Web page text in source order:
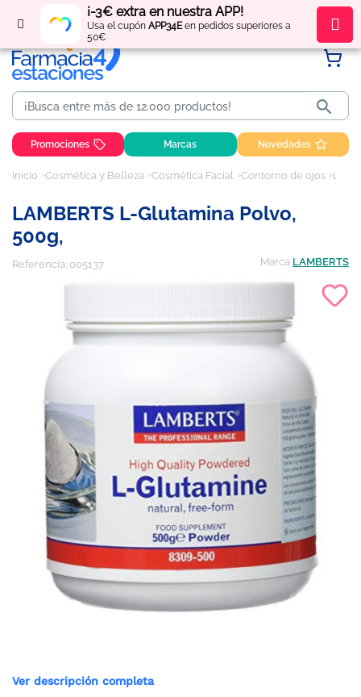
¡-3€ extra en nuestra APP!
Usa el cupón APP34Een pedidos superiores a
50€
Regístratey obténpuntos por tus compras

Promociones Marcas Novedades
Inicio Cosmética y Belleza Cosmética Facial Contorno de ojos
LAMBERTS L-Glutamina Polvo,
500g,
Referencia: 005137 Marca LAMBERTS
Ver descripción completa